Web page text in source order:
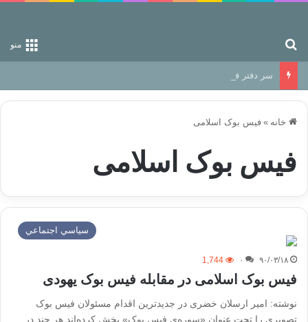
منو
سر دفتر فساد در زمین‌، دوری وکناره‌گیری از راه خداست‌!
خانه » فیس بوک اسلامی
فیس بوک اسلامی
سياسي اجتماعي
۹۰/۰۳/۱۸ ۰ 1,744
فیس بوک اسلامی در مقابله فیس بوک یهودی
نوشته: امیر ارسلان خضری در جدیدترین اقدام مسئولان فیس بوک
تصویری را تحت عنوان «سوره‌ی فیس بوک» پخش کرده‌اند هر چند در